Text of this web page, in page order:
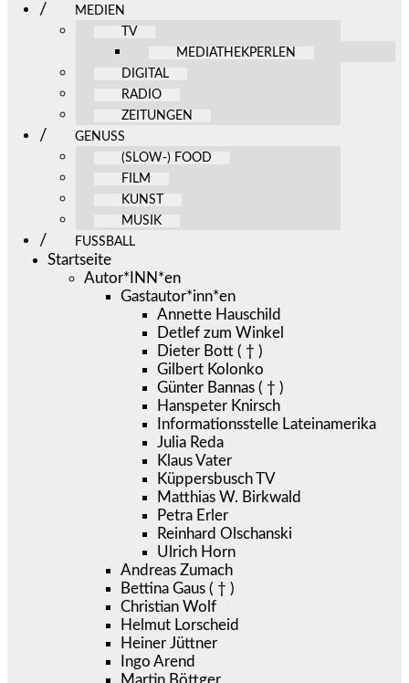
MEDIEN
TV
MEDIATHEKPERLEN
DIGITAL
RADIO
ZEITUNGEN
GENUSS
(SLOW-) FOOD
FILM
KUNST
MUSIK
FUSSBALL
Startseite
Autor*INN*en
Gastautor*inn*en
Annette Hauschild
Detlef zum Winkel
Dieter Bott ( † )
Gilbert Kolonko
Günter Bannas ( † )
Hanspeter Knirsch
Informationsstelle Lateinamerika
Julia Reda
Klaus Vater
Küppersbusch TV
Matthias W. Birkwald
Petra Erler
Reinhard Olschanski
Ulrich Horn
Andreas Zumach
Bettina Gaus ( † )
Christian Wolf
Helmut Lorscheid
Heiner Jüttner
Ingo Arend
Martin Böttger